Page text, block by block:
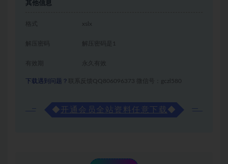
其他信息
格式 xslx
解压密码是1
有效期 永久有效
下载遇到问题？ 联系反馈QQ806096373 微信号：gczl580
◆ 开通会员全站资料任意下载◆